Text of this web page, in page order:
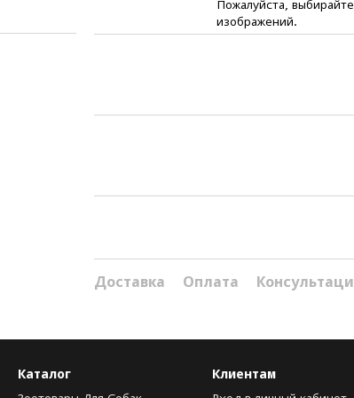
Пожалуйста,
изображений.
Доставка Оплата
Каталог Клиентам